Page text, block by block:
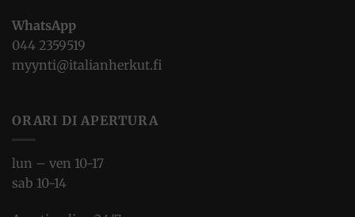
WhatsApp
044 2359519
myynti@italianherkut.fi
ORARI DI APERTURA
lun – ven 10-17
sab 10-14